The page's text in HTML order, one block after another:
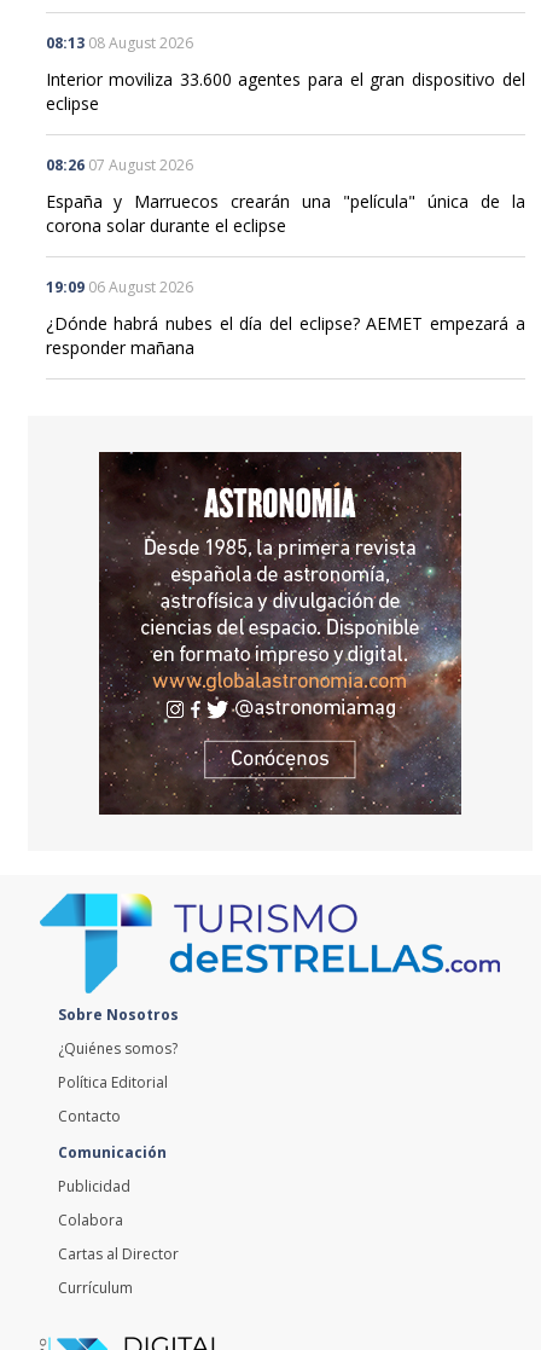
08:13 08 August 2026
Interior moviliza 33.600 agentes para el gran dispositivo del
eclipse
08:26 07 August 2026
España y Marruecos crearán una "película" única de la
corona solar durante el eclipse
19:09 06 August 2026
¿Dónde habrá nubes el día del eclipse? AEMET empezará a
responder mañana
Sobre Nosotros
¿Quiénes somos?
Política Editorial
Contacto
Comunicación
Publicidad
Colabora
Cartas al Director
Currículum